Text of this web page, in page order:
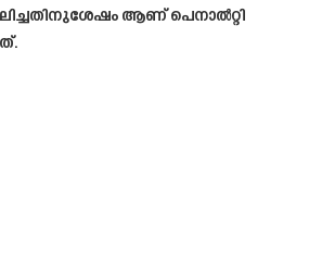
ആണ് പെനാൽറ്റി